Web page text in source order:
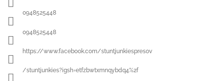
0948525448
0948525448
https://www.facebook.com/stuntjunkiespresov
/stuntjunkies?igsh=etfzbwtxmnqybdq4%2f